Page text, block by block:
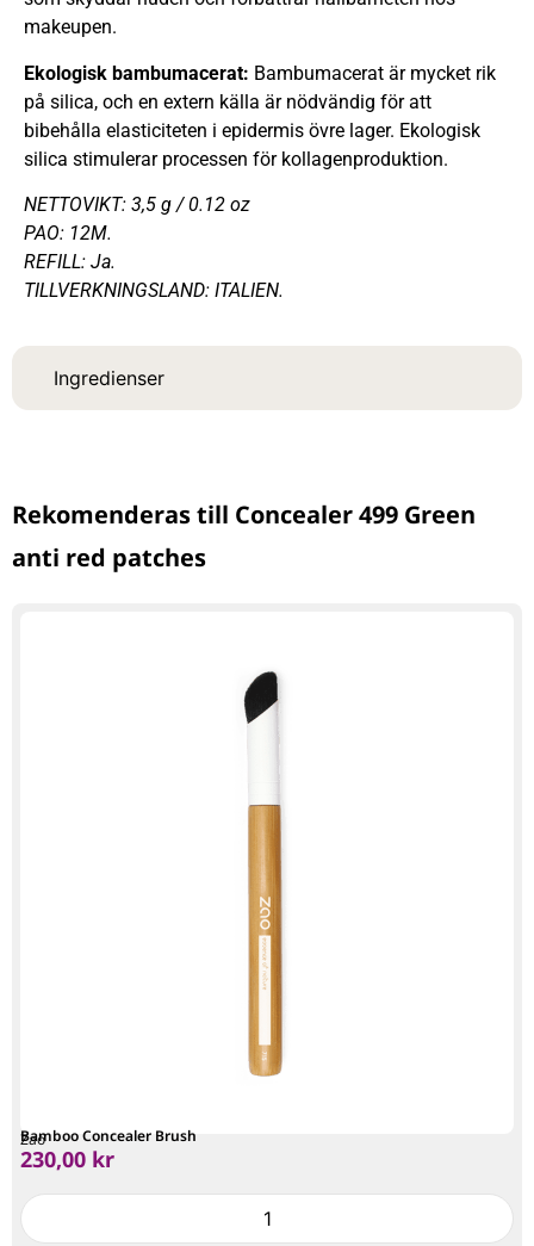
Ingredienser
makeupen.
Ekologisk bambumacerat: Bambumacerat är mycket rik
på silica, och en extern källa är nödvändig för att
bibehålla elasticiteten i epidermis övre lager. Ekologisk
silica stimulerar processen för kollagenproduktion.
NETTOVIKT: 3,5 g / 0.12 oz
PAO: 12M.
REFILL: Ja.
TILLVERKNINGSLAND: ITALIEN.
Rekomenderas till Concealer 499 Green
anti red patches
Zao
Bamboo Concealer Brush
230,00 kr